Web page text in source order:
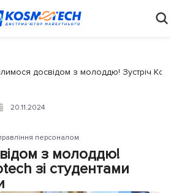
досвідом з молоддю! Зустріч
20.11.2024
персоналом
з молоддю!
зі студентами